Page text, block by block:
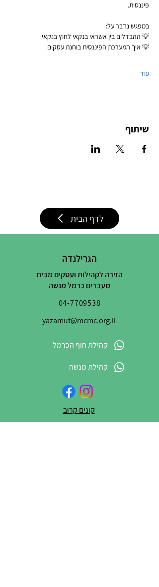
פיננסית.
במפגש נדבר על:
💡 ההבדלים בין אשראי בנקאי לחוץ בנקאי
💡 איך המערכת הפיננסית בוחנת עסקים
עוד
שיתוף
לדף הבית
הגרילנדה
הזירה לקהילות ועסקים מבית
מעברים כרמל מנשה
04-7709538
yazamut@mcmc.org.il
קהילת חוף הכרמל
קהילת מנשה
קונים קרוב